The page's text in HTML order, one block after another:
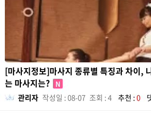
[마사지정보]마사지 종류별 특징과 차이,
는 마사지는?
N
관리자 작성일 : 08-07 조회 : 4 추천 :0